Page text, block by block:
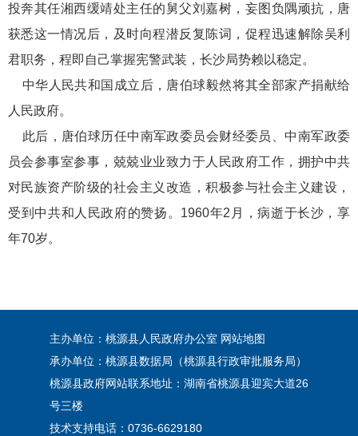
投奔其任湘西缓靖处主任的舅父刘嘉树，妄图负隅顽抗，唐
获悉这一情况后，及时向程潜反复陈词，促程迅速解除吴利
君职务，程即自己掌握宪警武装，长沙局势赖以稳定。
中华人民共和国成立后，唐伯球毅然将其全部家产捐献给
人民政府。
此后，唐伯球历任中南军政委员会财经委员、中南军政委
员会参事室参事，兢兢业业致力于人民政府工作，拥护中共
对民族资产阶级的社会主义改造，积极参与社会主义建设，
受到中共和人民政府的赞扬。1960年2月，病逝于长沙，享
年70岁。
主办单位：桃源县人民政府办公室 网站地图
承办单位：桃源县数据局（桃源县行政审批服务局）
桃源县政府网站联系地址：湖南省桃源县迎宾大道26
号三楼
技术支持电话：0736-6629180